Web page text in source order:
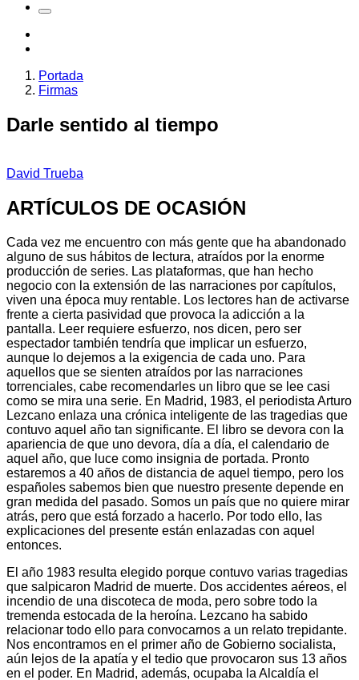
Portada
Firmas
Darle sentido al tiempo
David Trueba
ARTÍCULOS DE OCASIÓN
Cada vez me encuentro con más gente que ha abandonado
alguno de sus hábitos de lectura, atraídos por la enorme
producción de series. Las plataformas, que han hecho
negocio con la extensión de las narraciones por capítulos,
viven una época muy rentable. Los lectores han de activarse
frente a cierta pasividad que provoca la adicción a la
pantalla. Leer requiere esfuerzo, nos dicen, pero ser
espectador también tendría que implicar un esfuerzo,
aunque lo dejemos a la exigencia de cada uno. Para
aquellos que se sienten atraídos por las narraciones
torrenciales, cabe recomendarles un libro que se lee casi
como se mira una serie. En Madrid, 1983, el periodista Arturo
Lezcano enlaza una crónica inteligente de las tragedias que
contuvo aquel año tan significante. El libro se devora con la
apariencia de que uno devora, día a día, el calendario de
aquel año, que luce como insignia de portada. Pronto
estaremos a 40 años de distancia de aquel tiempo, pero los
españoles sabemos bien que nuestro presente depende en
gran medida del pasado. Somos un país que no quiere mirar
atrás, pero que está forzado a hacerlo. Por todo ello, las
explicaciones del presente están enlazadas con aquel
entonces.
El año 1983 resulta elegido porque contuvo varias tragedias
que salpicaron Madrid de muerte. Dos accidentes aéreos, el
incendio de una discoteca de moda, pero sobre todo la
tremenda estocada de la heroína. Lezcano ha sabido
relacionar todo ello para convocarnos a un relato trepidante.
Nos encontramos en el primer año de Gobierno socialista,
aún lejos de la apatía y el tedio que provocaron sus 13 años
en el poder. En Madrid, además, ocupaba la Alcaldía el